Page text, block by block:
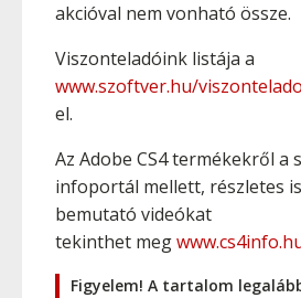
akcióval nem vonható össze.
Viszonteladóink listája a
www.szoftver.hu/
el.
Az Adobe CS4 termékekről a
infoportál mellett, részletes
bemutató videókat
tekinthet meg
Figyelem! A tartalom